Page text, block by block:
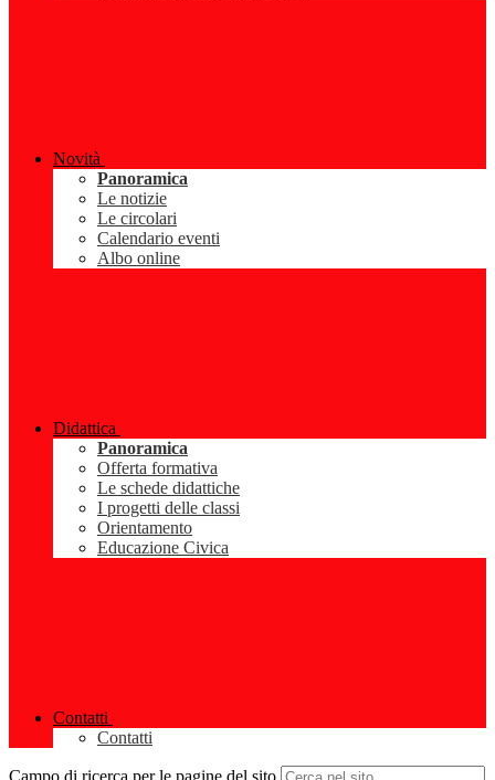
Novità
Panoramica
Le notizie
Le circolari
Calendario eventi
Albo online
Didattica
Panoramica
Offerta formativa
Le schede didattiche
I progetti delle classi
Orientamento
Educazione Civica
Contatti
Contatti